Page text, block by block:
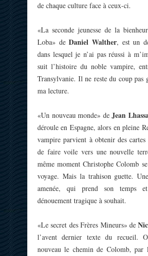
de chaque culture face à ceux-ci.
«La seconde jeunesse de la
Loba» deDaniel Walther, est un
dans lesquel je n’ai pas réussi à
suit l’histoire du noble vampire,
Transylvanie. Il ne reste du coup pas
ma lecture.
«Un nouveau monde» de Jean
déroule en Espagne, alors en pleine
vampire parvient à obtenir des
de faire voile vers une nouvelle
même moment Christophe Colomb
voyage. Mais la trahison guette.
amenée, qui prend son temps
dénouement tragique à souhait.
«Le secret des Frères Mineurs» de
l’avent dernier texte du recueil.
nouveau le chemin de Colomb, par